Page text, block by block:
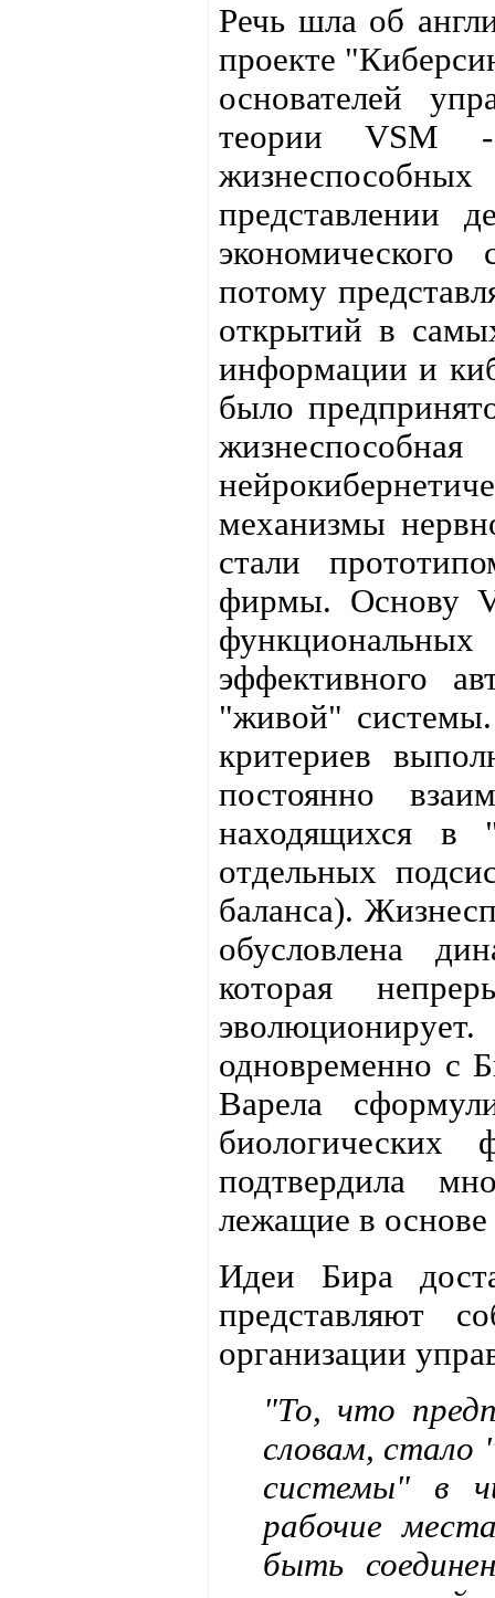
Речь шла об
проекте
основателей
теории VSM
представлении
потому
открытий в
информации и
было
механизмы
стали
фирмы. Основу
эффективного
"живой"
критериев
постоянно
находящихся в
отдельных
баланса).
обусловлена
которая
одновременно с
Варела
биологических
подтвердила
лежащие в
Идеи Бира
представляют
организации
"То, что
словам, стало
системы" в
рабочие
быть